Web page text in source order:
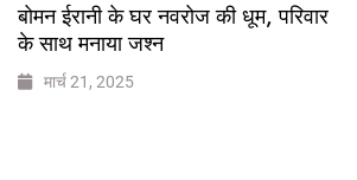
बोमन ईरानी के घर नवरोज की धूम, परिवार
के साथ मनाया जश्न
मार्च 21, 2025